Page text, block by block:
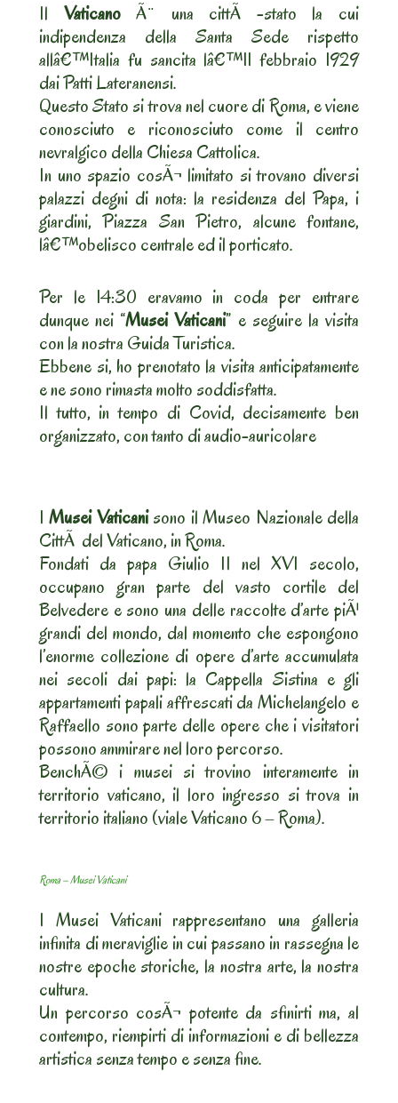
Il VaticanoÃ¨ una cittÃ -stato la cui
indipendenza della Santa Sede rispetto
allâ€™Italia fu sancita lâ€™11 febbraio 1929
dai Patti Lateranensi.
Questo Stato si trova nel cuore di Roma, e viene
conosciuto e riconosciuto come il centro
nevralgico della Chiesa Cattolica.
In uno spazio cosÃ¬ limitato si trovano diversi
palazzi degni di nota: la residenza del Papa, i
giardini, Piazza San Pietro, alcune fontane,
lâ€™obelisco centrale ed il porticato.
Per le 14:30 eravamo in coda per entrare
dunque nei “Musei Vaticani” e seguire la visita
con la nostra Guida Turistica.
Ebbene si, ho prenotato la visita anticipatamente
e ne sono rimasta molto soddisfatta.
Il tutto, in tempo di Covid, decisamente ben
organizzato, con tanto di audio-auricolare
IMusei Vaticanisono il Museo Nazionale della
CittÃ del Vaticano, in Roma.
Fondati da papa Giulio II nel XVI secolo,
occupano gran parte del vasto cortile del
Belvedere e sono una delle raccolte d’arte piÃ¹
grandi del mondo, dal momento che espongono
l’enorme collezione di opere d’arte accumulata
nei secoli dai papi: la Cappella Sistina e gli
appartamenti papali affrescati da Michelangelo e
Raffaello sono parte delle opere che i visitatori
possono ammirare nel loro percorso.
BenchÃ© i musei si trovino interamente in
territorio vaticano, il loro ingresso si trova in
territorio italiano (viale Vaticano 6 – Roma).
Roma – Musei Vaticani
I Musei Vaticani rappresentano una galleria
infinita di meraviglie in cui passano in rassegna le
nostre epoche storiche, la nostra arte, la nostra
cultura.
Un percorso cosÃ¬ potente da sfinirti ma, al
contempo, riempirti di informazioni e di bellezza
artistica senza tempo e senza fine.